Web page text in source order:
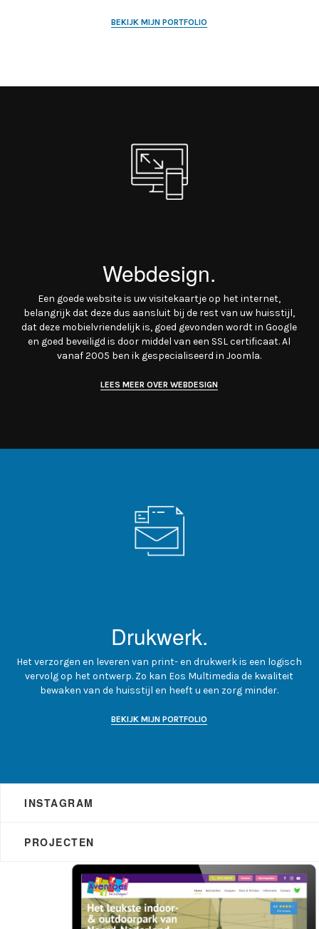
BEKIJK MIJN PORTFOLIO
Webdesign.
Een goede website is uw visitekaartje op het internet,
belangrijk dat deze dus aansluit bij de rest van uw huisstijl,
dat deze mobielvriendelijk is, goed gevonden wordt in Google
en goed beveiligd is door middel van een SSL certificaat. Al
vanaf 2005 ben ik gespecialiseerd in Joomla.
LEES MEER OVER WEBDESIGN
Drukwerk.
Het verzorgen en leveren van print- en drukwerk is een logisch
vervolg op het ontwerp. Zo kan Eos Multimedia de kwaliteit
bewaken van de huisstijl en heeft u een zorg minder.
BEKIJK MIJN PORTFOLIO
INSTAGRAM
PROJECTEN